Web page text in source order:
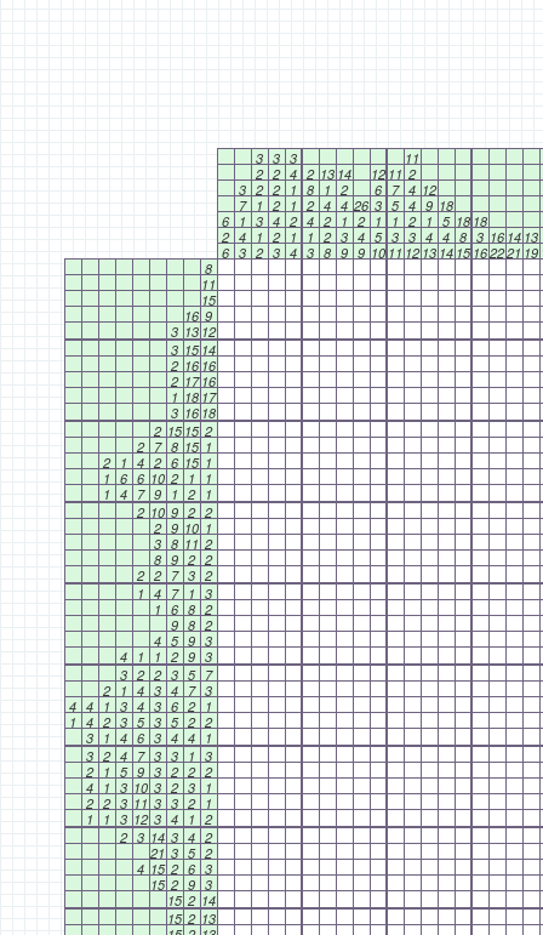
3 3 3
11
2 2 4 2 13 14 12 11 2
3 2 2 1 8 1 2 6 7 4 12
7
1 2 1 2 4 4 26 3 5 4 9 18
6
1 3 4 2 4 2 1 2 1 1 2 1 5 18 18
2 4 1 2 1 1 2 3 4 5 3 3 4 4 8 3 16 14 13
6 3 2 3 4 3 8 9 9 10 11 12 13 14 15 162221 19
8
11
15
16 9
3 13 12
3 15 14
2 16 16
2 17 16
1 18 17
3 16 18
2 15 15 2
2 7 8 15 1
2
1 4 2 6 15 1
1 6 6 10 2 1
1
1 4 7 9 1 2
1
2 10 9 2 2
2 9 10 1
3 8 11 2
8 9 2 2
2 2 7 3 2
1 4 7 1 3
1 6 8 2
9 8 2
4 5 9 3
4
1 1 2 9 3
3 2 2 3 5 7
2
1 4 3 4 7 3
4 4 1 3 4 3 6 2
1
1 4 2 3 5 3 5 2 2
3
1 4 6 3 4 4
1
3 2 4 7 3 3 1 3
2
1 5 9 3 2 2 2
4
1 3 10 3 2 3
1
2 2 3 11 3 3 2
1
1
1 3 12 3 4 1 2
2 3 14 3 4 2
21 3 5 2
4 15 2 6 3
15 2 9 3
15 2 14
15 2 13